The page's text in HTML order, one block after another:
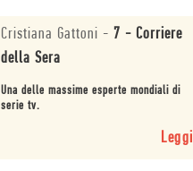
Cristiana Gattoni - 7 - Corriere
della Sera
Una delle massime esperte mondiali di
serie tv.
Leggi